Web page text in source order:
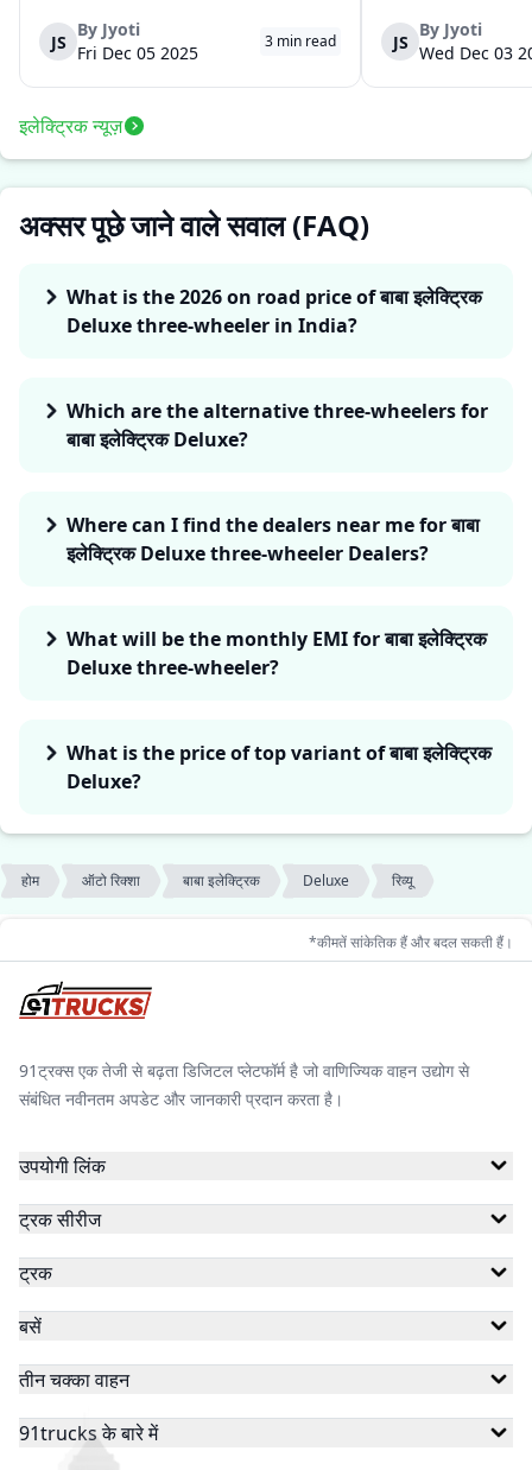
वाहन की व्यवस्था करने के लिये पर्याप्त साधन नहीं थे।
लेकिन दोस्ती की भावना ने उस...
JS
By Jyoti
Fri Dec 05 2025
3 min read
के स्वचालित यात्री संस्करण
लिये प्रस्तुत किया गया दूसरा
JS
By Jyoti
Wed Dec 03
इलेक्ट्रिक न्यूज़
अक्सर पूछे जाने वाले सवाल (FAQ)
What is the 2026 on road price of बाबा इलेक्ट्रिक
Deluxe three-wheeler in India?
Which are the alternative three-wheelers for
बाबा इलेक्ट्रिक Deluxe?
Where can I find the dealers near me for बाबा
इलेक्ट्रिक Deluxe three-wheeler Dealers?
What will be the monthly EMI for बाबा इलेक्ट्रिक
Deluxe three-wheeler?
What is the price of top variant of बाबा इलेक्ट्रिक
Deluxe?
होम ऑटो रिक्शा बाबा इलेक्ट्रिक Deluxe रिव्यू
*कीमतें सांकेतिक हैं और बदल सकती हैं।
91ट्रक्स एक तेजी से बढ़ता डिजिटल प्लेटफॉर्म है जो वाणिज्यिक वाहन उद्योग से
संबंधित नवीनतम अपडेट और जानकारी प्रदान करता है।
उपयोगी लिंक
ट्रक सीरीज
ट्रक
बसें
तीन चक्का वाहन
91trucks के बारे में